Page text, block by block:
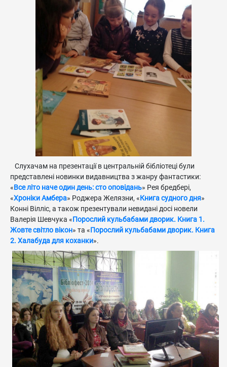
Слухачам на презентації в центральній бібліотеці були
представлені новинки видавництва з жанру фантастики:
«Все літо наче один день: сто оповідань» Рея бредбері,
«Хроніки Амбера» Роджера Желязни, «Книга судного дня»
Конні Вілліс, а також презентували невидані досі новели
Валерія Шевчука «Порослий кульбабами дворик. Книга 1.
Жовте світло вікон» та «Порослий кульбабами дворик. Книга
2. Халабуда для коханки».